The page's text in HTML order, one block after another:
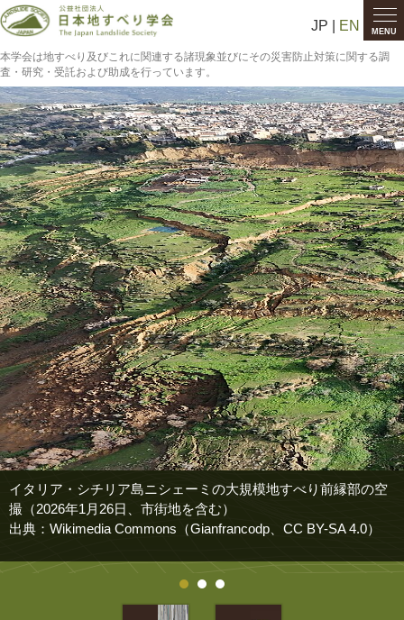
MENU
JP | EN
本学会は地すべり及びこれに関連する諸現象並びにその災害防止対策に関する調
査・研究・受託および助成を行っています。
イタリア・シチリア島ニシェーミの大規模地すべり前縁部の空
撮（2026年1月26日、市街地を含む）
出典：Wikimedia Commons（Gianfrancodp、CC BY-SA 4.0）